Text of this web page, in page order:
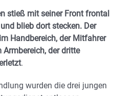
stieß mit seiner Front frontal
blieb dort stecken. Der
Handbereich, der Mitfahrer
der dritte
.
wurden die drei jungen